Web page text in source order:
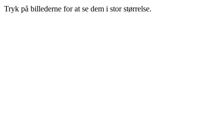
Tryk på billederne for at se dem i stor størrelse.